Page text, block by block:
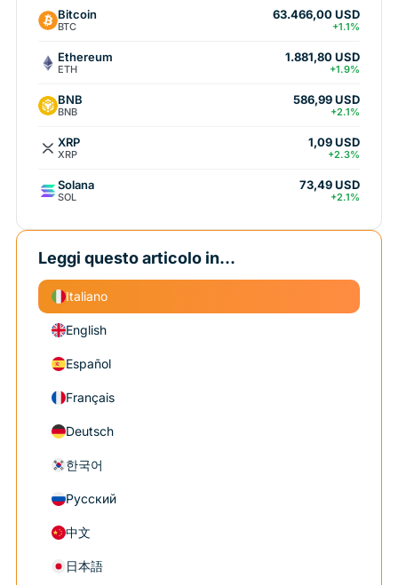
Bitcoin
BTC
63.466,00 USD
+1.1%
Ethereum
ETH
1.881,80 USD
+1.9%
BNB
BNB
586,99 USD
+2.1%
XRP
XRP
1,09 USD
+2.3%
Solana
SOL
73,49 USD
+2.1%
Leggi questo articolo in...
Italiano
English
Español
Français
Deutsch
한국어
Русский
中文
日本語